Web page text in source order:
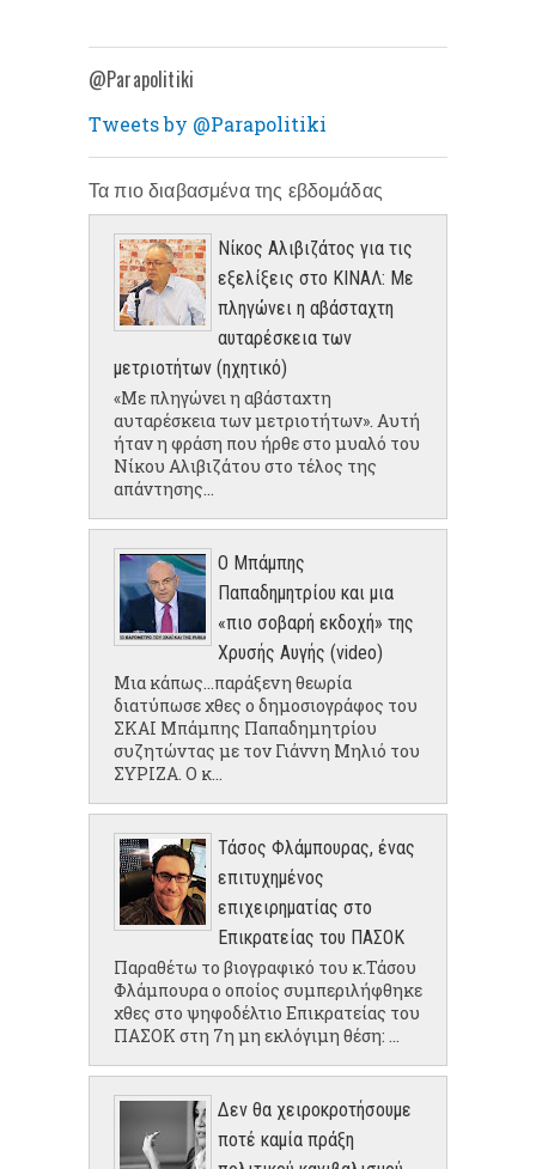
@Parapolitiki
Tweets by @Parapolitiki
Τα πιο διαβασμένα της εβδομάδας
Νίκος Αλιβιζάτος για τις
εξελίξεις στο ΚΙΝΑΛ: Με
πληγώνει η αβάσταχτη
αυταρέσκεια των
μετριοτήτων (ηχητικό)
«Με πληγώνει η αβάσταχτη
αυταρέσκεια των μετριοτήτων». Αυτή
ήταν η φράση που ήρθε στο μυαλό του
Νίκου Αλιβιζάτου στο τέλος της
απάντησης...
Ο Μπάμπης
Παπαδημητρίου και μια
«πιο σοβαρή εκδοχή» της
Χρυσής Αυγής (video)
Μια κάπως...παράξενη θεωρία
διατύπωσε χθες ο δημοσιογράφος του
ΣΚΑΙ Μπάμπης Παπαδημητρίου
συζητώντας με τον Γιάννη Μηλιό του
ΣΥΡΙΖΑ. Ο κ...
Τάσος Φλάμπουρας, ένας
επιτυχημένος
επιχειρηματίας στο
Επικρατείας του ΠΑΣΟΚ
Παραθέτω το βιογραφικό του κ.Τάσου
Φλάμπουρα ο οποίος συμπεριλήφθηκε
χθες στο ψηφοδέλτιο Επικρατείας του
ΠΑΣΟΚ στη 7η μη εκλόγιμη θέση: ...
Δεν θα χειροκροτήσουμε
ποτέ καμία πράξη